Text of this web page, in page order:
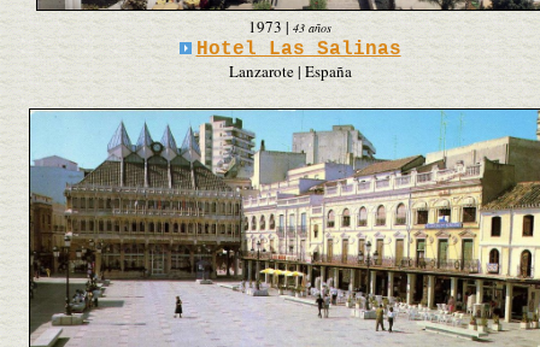
1973| 43 años
Hotel Las Salinas
Lanzarote | España